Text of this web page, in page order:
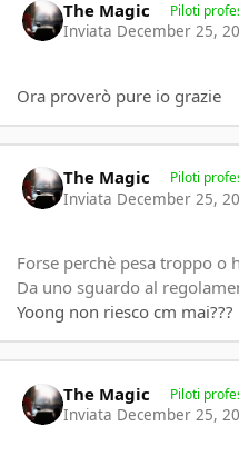
The Magic Piloti
Inviata December 25,
Ora proverò pure io grazie
The Magic Piloti
Inviata December 25,
Forse perchè pesa troppo o
Da uno sguardo al
Yoong non riesco cm mai???
The Magic Piloti
Inviata December 25,